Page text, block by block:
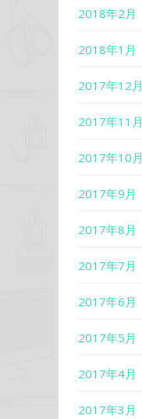
2018年2月
2018年1月
2017年12月
2017年11月
2017年10月
2017年9月
2017年8月
2017年7月
2017年6月
2017年5月
2017年4月
2017年3月